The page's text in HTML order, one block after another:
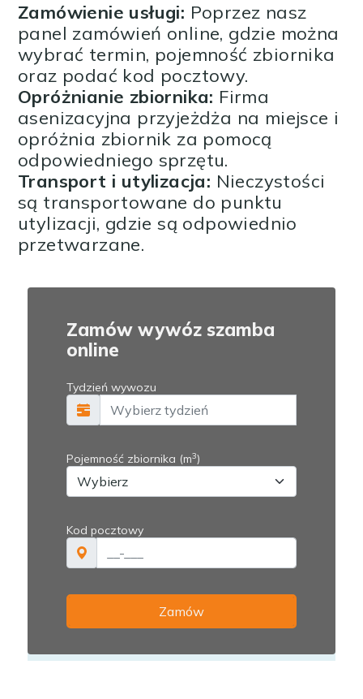
Zamówienie usługi: Poprzez nasz
panel zamówień online, gdzie można
wybrać termin, pojemność zbiornika
oraz podać kod pocztowy.
Opróżnianie zbiornika: Firma
asenizacyjna przyjeżdża na miejsce i
opróżnia zbiornik za pomocą
odpowiedniego sprzętu.
Transport i utylizacja: Nieczystości
są transportowane do punktu
utylizacji, gdzie są odpowiednio
przetwarzane.